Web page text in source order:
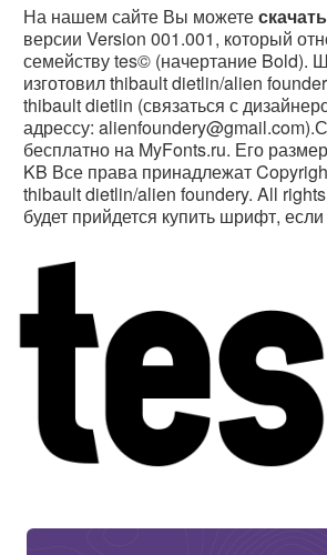
На нашем сайте Вы можете
версии Version 001.001, который
семейству tes© (начертание Bold).
изготовил thibault dietlin/alien
thibault dietlin (связаться с
адрессу:
бесплатно на MyFonts.ru. Его
KB Все права принадлежат
thibault dietlin/alien foundery. All
будет прийдется купить шрифт,